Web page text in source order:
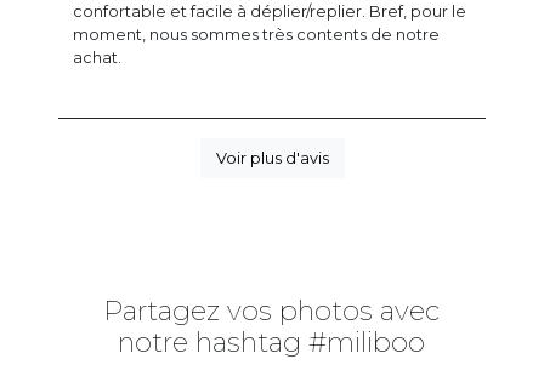
confortable et facile à déplier/replier. Bref, pour le
moment, nous sommes très contents de notre
achat.
Voir plus d'avis
Partagez vos photos avec
notre hashtag #miliboo